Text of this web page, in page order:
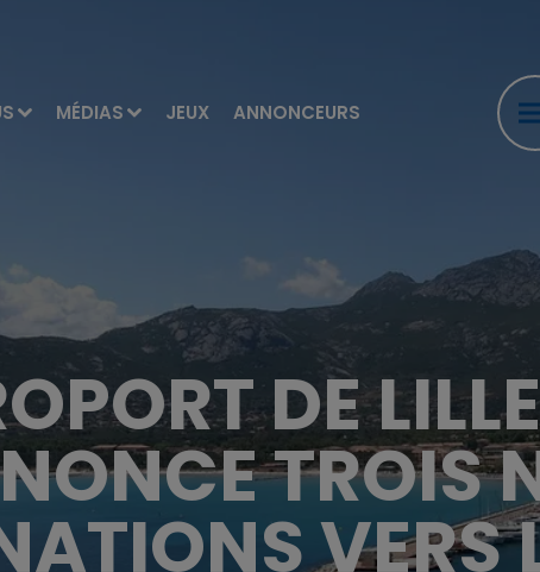
MÉDIAS JEUX ANNONCEURS
DE
TROIS
VERS